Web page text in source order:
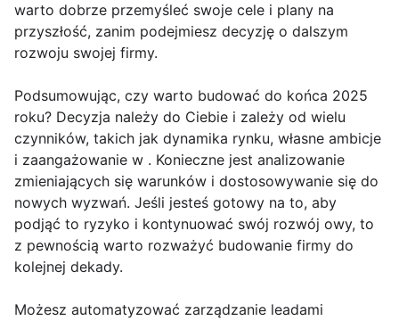
warto dobrze przemyśleć swoje cele i plany na
przyszłość, zanim podejmiesz decyzję o dalszym
rozwoju swojej firmy.
Podsumowując, czy warto budować do końca 2025
roku? Decyzja należy do Ciebie i zależy od wielu
czynników, takich jak dynamika rynku, własne ambicje
i zaangażowanie w . Konieczne jest analizowanie
zmieniających się warunków i dostosowywanie się do
nowych wyzwań. Jeśli jesteś gotowy na to, aby
podjąć to ryzyko i kontynuować swój rozwój owy, to
z pewnością warto rozważyć budowanie firmy do
kolejnej dekady.
Możesz automatyzować zarządzanie leadami